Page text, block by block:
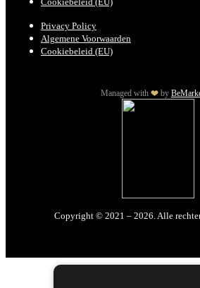
Cookiebeleid (EU)
Privacy Policy
Algemene Voorwaarden
Cookiebeleid (EU)
Managed with by
Copyright © 2021 – 2026. Alle